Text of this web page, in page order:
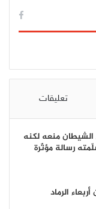
تعليقات
الشيطان منعه لكنه
رسالة مؤثّرة
الرماد